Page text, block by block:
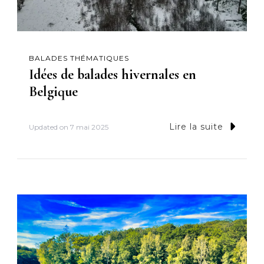
BALADES THÉMATIQUES
Idées de balades hivernales en
Belgique
Updated on 7 mai 2025 Lire la suite